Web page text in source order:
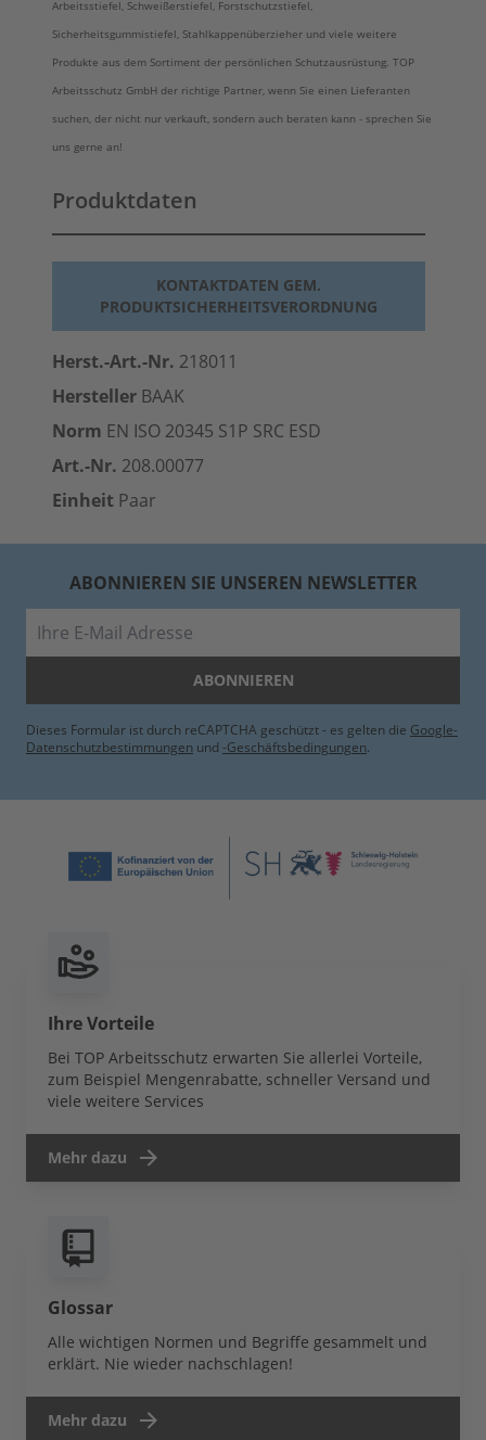
Arbeitsstiefel, Schweißerstiefel, Forstschutzstiefel,
Sicherheitsgummistiefel, Stahlkappenüberzieher und viele weitere
Produkte aus dem Sortiment der persönlichen Schutzausrüstung. TOP
Arbeitsschutz GmbH der richtige Partner, wenn Sie einen Lieferanten
suchen, der nicht nur verkauft, sondern auch beraten kann - sprechen Sie
uns gerne an!
Produktdaten
KONTAKTDATEN GEM.
PRODUKTSICHERHEITSVERORDNUNG
Herst.-Art.-Nr. 218011
Hersteller BAAK
Norm EN ISO 20345 S1P SRC ESD
Art.-Nr. 208.00077
Einheit Paar
ABONNIEREN SIE UNSEREN NEWSLETTER
ABONNIEREN
Dieses Formular ist durch reCAPTCHA geschützt - es gelten die Google-
Datenschutzbestimmungen und -Geschäftsbedingungen.
Ihre Vorteile
Bei TOP Arbeitsschutz erwarten Sie allerlei Vorteile,
zum Beispiel Mengenrabatte, schneller Versand und
viele weitere Services
Mehr dazu
Glossar
Alle wichtigen Normen und Begriffe gesammelt und
erklärt. Nie wieder nachschlagen!
Mehr dazu